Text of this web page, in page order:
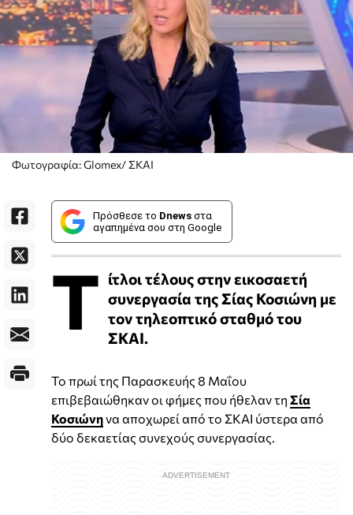
Φωτογραφία: Glomex/ ΣΚΑΙ
Πρόσθεσε το Dnews στα
αγαπημένα σου στη Google
Τ ίτλοι τέλους στην εικοσαετή
συνεργασία της Σίας Κοσιώνη με
τον τηλεοπτικό σταθμό του
ΣΚΑΙ.
Το πρωί της Παρασκευής 8 Μαΐου
επιβεβαιώθηκαν οι φήμες που ήθελαν τη Σία
Κοσιώνηνα αποχωρεί από το ΣΚΑΙ ύστερα από
δύο δεκαετίας συνεχούς συνεργασίας.